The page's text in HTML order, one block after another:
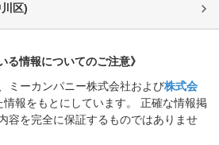
区)
る情報についてのご注意》
ミーカンパニー株式会社および株式会
情報をもとにしています。 正確な情報掲
容を完全に保証するものではありませ